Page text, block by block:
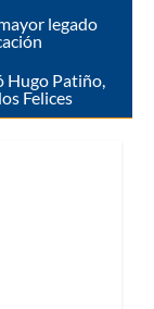
legado
Hugo Patiño,
Felices